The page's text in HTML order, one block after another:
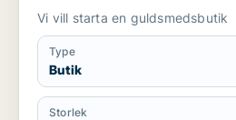
Vi vill starta en guldsmedsbutik
Type
Butik
Storlek